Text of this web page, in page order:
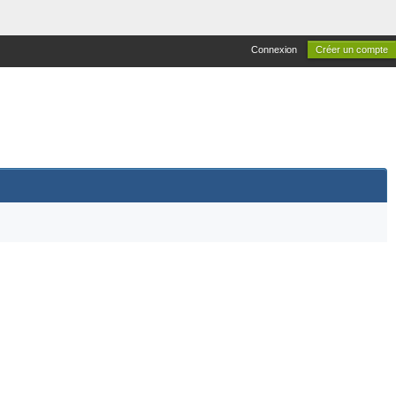
Connexion Créer un compte